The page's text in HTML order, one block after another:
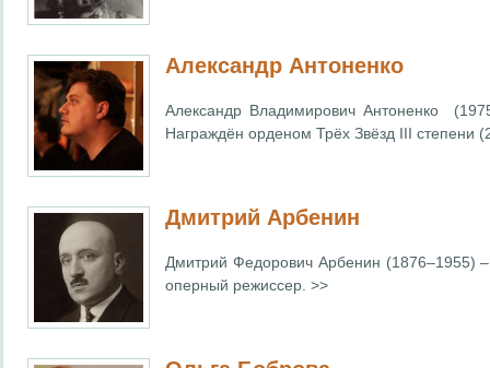
Александр Антоненко
Александр Владимирович Антоненко
Награждён орденом Трёх Звёзд III степени
Дмитрий Арбенин
Дмитрий Федорович Арбенин (1876–1955) –
оперный режиссер. >>